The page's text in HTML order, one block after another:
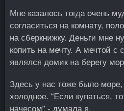
Мне казалось тогда очень
согласиться на комнату,
на сберкнижку. Деньги мне
копить на мечту. А мечтой с
являлся домик на берегу
Здесь у нас тоже было море,
холодное. “Если купаться,
начесом” - думала я.